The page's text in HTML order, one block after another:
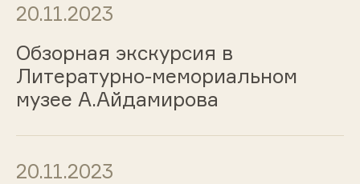
20.11.2023
Обзорная экскурсия в
Литературно-мемориальном
музее А.Айдамирова
20.11.2023